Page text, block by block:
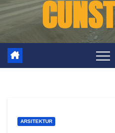
ARSITEKTUR